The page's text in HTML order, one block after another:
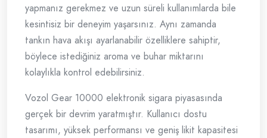
yapmanız gerekmez ve uzun süreli kullanımlarda bile
kesintisiz bir deneyim yaşarsınız. Aynı zamanda
tankın hava akışı ayarlanabilir özelliklere sahiptir,
böylece istediğiniz aroma ve buhar miktarını
kolaylıkla kontrol edebilirsiniz.
Vozol Gear 10000 elektronik sigara piyasasında
gerçek bir devrim yaratmıştır. Kullanıcı dostu
tasarımı, yüksek performansı ve geniş likit kapasitesi